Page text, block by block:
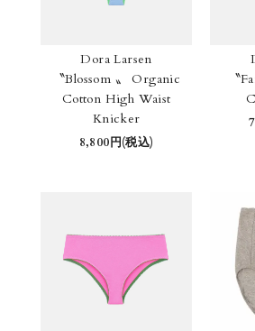
Dora Larsen
〝Blossom 〟 Organic
Cotton High Waist
Knicker
8,800円(税込)
〝